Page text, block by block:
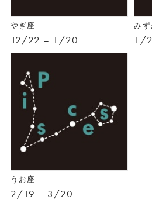
やぎ座
12/22 – 1/20
み
1/
うお座
2/19 – 3/20